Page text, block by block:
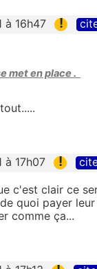
à 16h47 !
met en place .
à 17h07 !
c'est clair ce
quoi payer
comme ça...